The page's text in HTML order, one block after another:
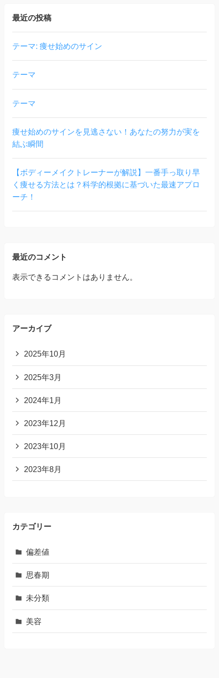
最近の投稿
テーマ: 痩せ始めのサイン
テーマ
テーマ
痩せ始めのサインを見逃さない！あなたの努力が実を
結ぶ瞬間
【ボディーメイクトレーナーが解説】一番手っ取り早
く痩せる方法とは？科学的根拠に基づいた最速アプロ
ーチ！
最近のコメント
表示できるコメントはありません。
アーカイブ
2025年10月
2025年3月
2024年1月
2023年12月
2023年10月
2023年8月
カテゴリー
偏差値
思春期
未分類
美容